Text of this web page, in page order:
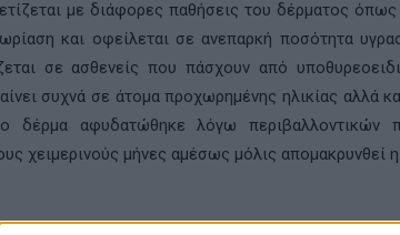
με διάφορες παθήσεις του δέρματος όπως
και οφείλεται σε ανεπαρκή ποσότητα
σε ασθενείς που πάσχουν από
συχνά σε άτομα προχωρημένης ηλικίας αλλά
δέρμα αφυδατώθηκε λόγω περιβαλλοντικών
χειμερινούς μήνες αμέσως μόλις απομακρυνθεί